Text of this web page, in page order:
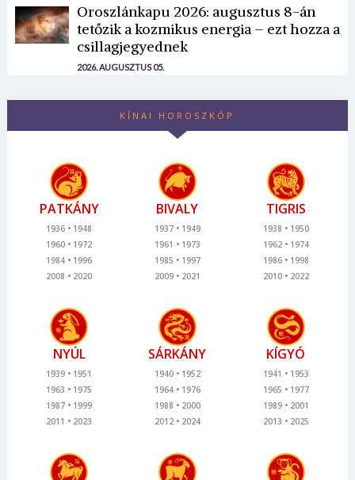
Oroszlánkapu 2026: augusztus 8-án
tetőzik a kozmikus energia – ezt hozza a
csillagjegyednek
2026. AUGUSZTUS 05.
KÍNAI HOROSZKÓP
PATKÁNY
1936
1948
1960
1972
1984
1996
2008
2020
BIVALY
1937
1949
1961
1973
1985
1997
2009
2021
TIGRIS
1938
1950
1962
1974
1986
1998
2010
2022
NYÚL
1939
1951
1963
1975
1987
1999
2011
2023
SÁRKÁNY
1940
1952
1964
1976
1988
2000
2012
2024
KÍGYÓ
1941
1953
1965
1977
1989
2001
2013
2025